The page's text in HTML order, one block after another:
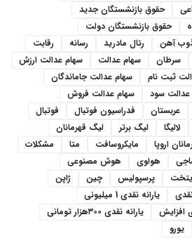
حقوق بازنشستگان جدید
حقوق بازنشستگان دولت
آهن رئال مادرید رسانه
رقابت
سرطان سهام عدالت
سهام عدالت ارزش
ثبت نام
سهام عدالت جاماندگان
عدالت سود
سهام عدالت فروش
عربستان فدراسیون فوتبال
فوتبال
لالیگا لیگ برتر
لیگ قهرمانان
اروپا مایکروسافت متا
مشکلات
هواوی
هوش مصنوعی
پرسپولیس چین
ژاپن
یارانه نقدی 1 میلیونی
افزایش
یارانه نقدی ۳۰۰هزار تومانی
یورو